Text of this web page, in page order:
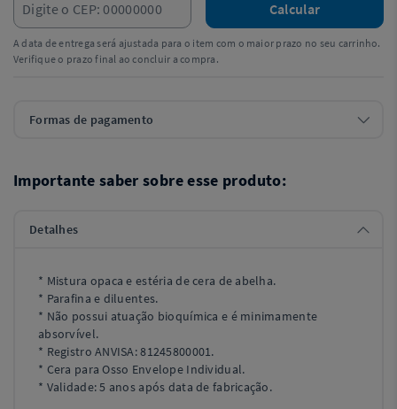
Calcular
A data de entrega será ajustada para o item com o maior prazo no seu carrinho.
Verifique o prazo final ao concluir a compra.
Formas de pagamento
Importante saber sobre esse produto:
Detalhes
* Mistura opaca e estéria de cera de abelha.
* Parafina e diluentes.
* Não possui atuação bioquímica e é minimamente
absorvível.
* Registro ANVISA: 81245800001.
* Cera para Osso Envelope Individual.
* Validade: 5 anos após data de fabricação.